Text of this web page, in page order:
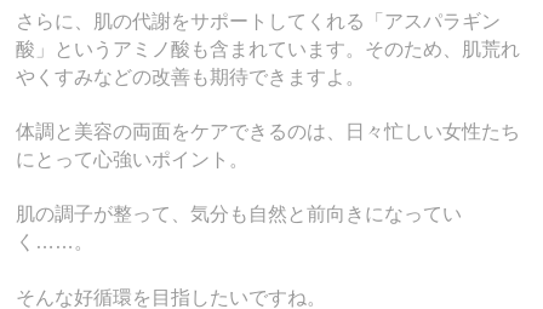
さらに、肌の代謝をサポートしてくれる「アスパラギン
酸」というアミノ酸も含まれています。そのため、肌荒れ
やくすみなどの改善も期待できますよ。
体調と美容の両面をケアできるのは、日々忙しい女性たち
にとって心強いポイント。
肌の調子が整って、気分も自然と前向きになってい
く……。
そんな好循環を目指したいですね。